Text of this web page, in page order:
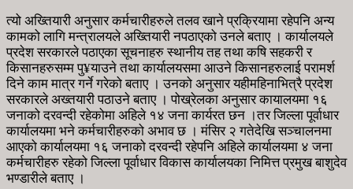
त्यो अख्तियारी अनुसार कर्मचारीहरुले तलव खाने प्रक्रियामा रहेपनि अन्य
कामको लागि मन्त्रालयले अख्तियारी नपठाएको उनले बताए । कार्यालयले
प्रदेश सरकारले पठाएका सूचनाहरु स्थानीय तह तथा कषि सहकरी र
किसानहरुसम्म पु¥याउने तथा कार्यालयसमा आउने किसानहरुलाई परामर्श
दिने काम मात्र गर्ने गरेको बताए । उनको अनुसार यहीमहिनाभित्रै प्रदेश
सरकारले अख्तयारी पठाउने बताए । पोख्रेलका अनुसार कायालयमा १६
जनाको दरवन्दी रहेकोमा अहिले १४ जना कार्यरत छन ।तर जिल्ला पूर्वाधार
कार्यालयमा भने कर्मचारीहरुको अभाव छ । मंसिर २ गतेदेखि सञ्चालनमा
आएको कार्यालयमा १६ जनाको दरवन्दी रहेपनि अहिले कार्यालयमा ४ जना
कर्मचारीहरु रहेको जिल्ला पूर्वाधार विकास कार्यालयका निमित्त प्रमुख बाशुदेव
भण्डारीले बताए ।